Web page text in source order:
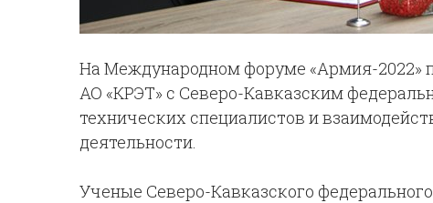
На Международном форуме «Армия-2022»
АО «КРЭТ» с Северо-Кавказским
технических специалистов и
деятельности.
Ученые Северо-Кавказского